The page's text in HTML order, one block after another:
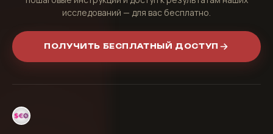
исследований — для вас бесплатно.
ПОЛУЧИТЬ БЕСПЛАТНЫЙ ДОСТУП